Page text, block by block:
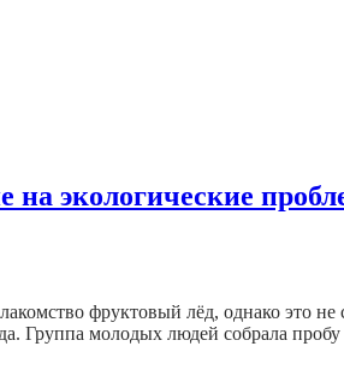
экологические
фруктовый лёд, однако это
Группа молодых людей собрала